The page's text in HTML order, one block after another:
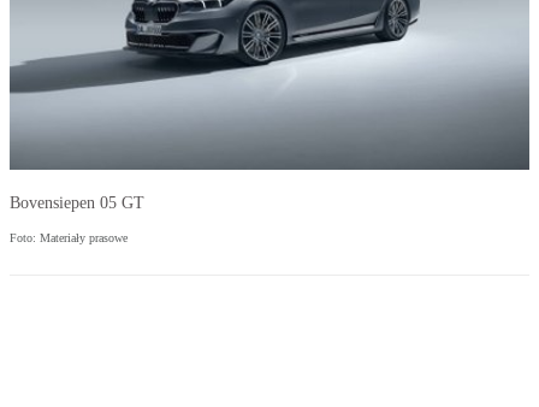
Bovensiepen 05 GT
Foto: Materiały prasowe